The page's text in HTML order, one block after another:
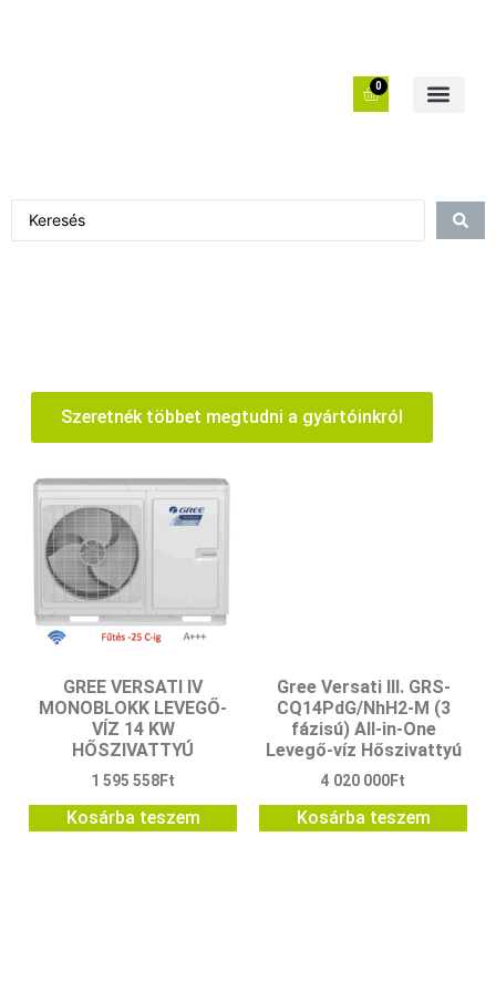
0
Szeretnék többet megtudni a gyártóinkról
GREE VERSATI IV
MONOBLOKK LEVEGŐ-
VÍZ 14 KW
HŐSZIVATTYÚ
1 595 558Ft
Kosárba teszem
Gree Versati III. GRS-
CQ14PdG/NhH2-M (3
fázisú) All-in-One
Levegő-víz Hőszivattyú
4 020 000Ft
Kosárba teszem